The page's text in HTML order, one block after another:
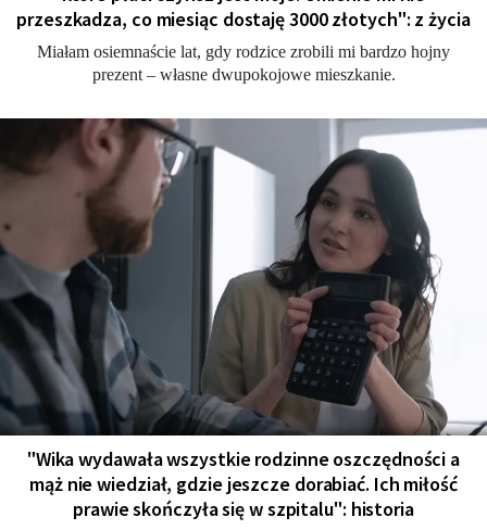
przeszkadza, co miesiąc dostaję 3000 złotych": z życia
Miałam osiemnaście lat, gdy rodzice zrobili mi bardzo hojny
prezent – własne dwupokojowe mieszkanie.
"Wika wydawała wszystkie rodzinne oszczędności a
mąż nie wiedział, gdzie jeszcze dorabiać. Ich miłość
prawie skończyła się w szpitalu": historia